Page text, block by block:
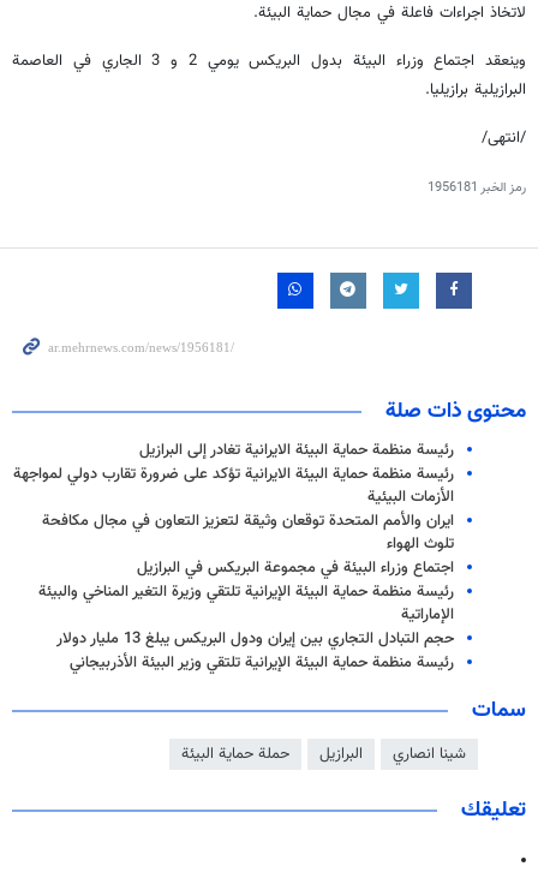
لاتخاذ اجراءات فاعلة في مجال حماية البيئة.
وينعقد اجتماع وزراء البيئة بدول البريكس يومي 2 و 3 الجاري في العاصمة
البرازيلية برازيليا.
/انتهى/
رمز الخبر 1956181
محتوى ذات صلة
رئيسة منظمة حماية البيئة الايرانية تغادر إلى البرازيل
رئيسة منظمة حماية البيئة الايرانية تؤكد على ضرورة تقارب دولي لمواجهة
الأزمات البيئية
ايران والأمم المتحدة توقعان وثيقة لتعزيز التعاون في مجال مكافحة
تلوث الهواء
اجتماع وزراء البيئة في مجموعة البريكس في البرازيل
رئيسة منظمة حماية البيئة الإيرانية تلتقي وزيرة التغير المناخي والبيئة
الإماراتية
حجم التبادل التجاري بين إيران ودول البريكس يبلغ 13 مليار دولار
رئيسة منظمة حماية البيئة الإيرانية تلتقي وزير البيئة الأذربيجاني
سمات
شينا انصاري البرازيل حملة حماية البيئة
تعليقك